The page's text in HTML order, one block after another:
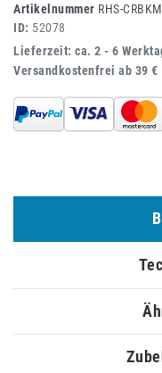
Artikelnummer RHS-
ID: 52078
Lieferzeit: ca. 2 - 6
Versandkostenfrei ab 39 €